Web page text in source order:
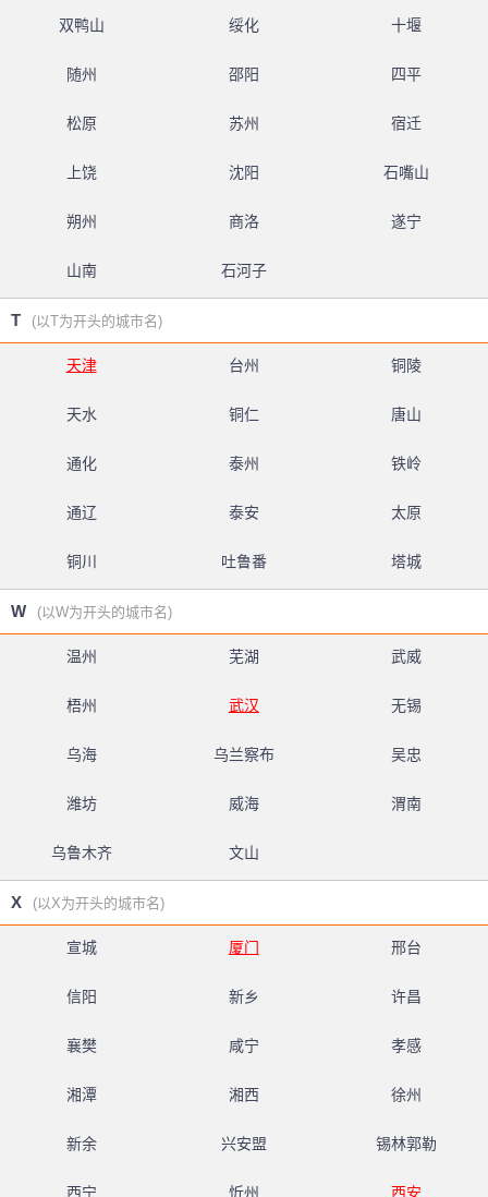
双鸭山 绥化 十堰
随州 邵阳 四平
松原 苏州 宿迁
上饶 沈阳 石嘴山
朔州 商洛 遂宁
山南 石河子
T (以T为开头的城市名)
天津 台州 铜陵
天水 铜仁 唐山
通化 泰州 铁岭
通辽 泰安 太原
铜川 吐鲁番 塔城
W (以W为开头的城市名)
温州 芜湖 武威
梧州 武汉 无锡
乌海 乌兰察布 吴忠
潍坊 威海 渭南
乌鲁木齐 文山
X (以X为开头的城市名)
宣城 厦门 邢台
信阳 新乡 许昌
襄樊 咸宁 孝感
湘潭 湘西 徐州
新余 兴安盟 锡林郭勒
西宁 忻州 西安